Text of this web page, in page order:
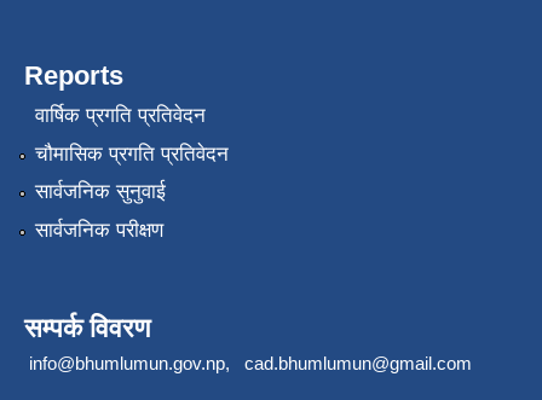
Reports
वार्षिक प्रगति प्रतिवेदन
चौमासिक प्रगति प्रतिवेदन
सार्वजनिक सुनुवाई
सार्वजनिक परीक्षण
सम्पर्क विवरण
info@bhumlumun.gov.np, cad.bhumlumun@gmail.com